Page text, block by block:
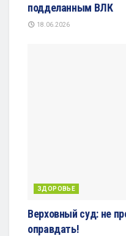
подделанным ВЛК
18.06.2026
ЗДОРОВЬЕ
Верховный суд: не
оправдать!